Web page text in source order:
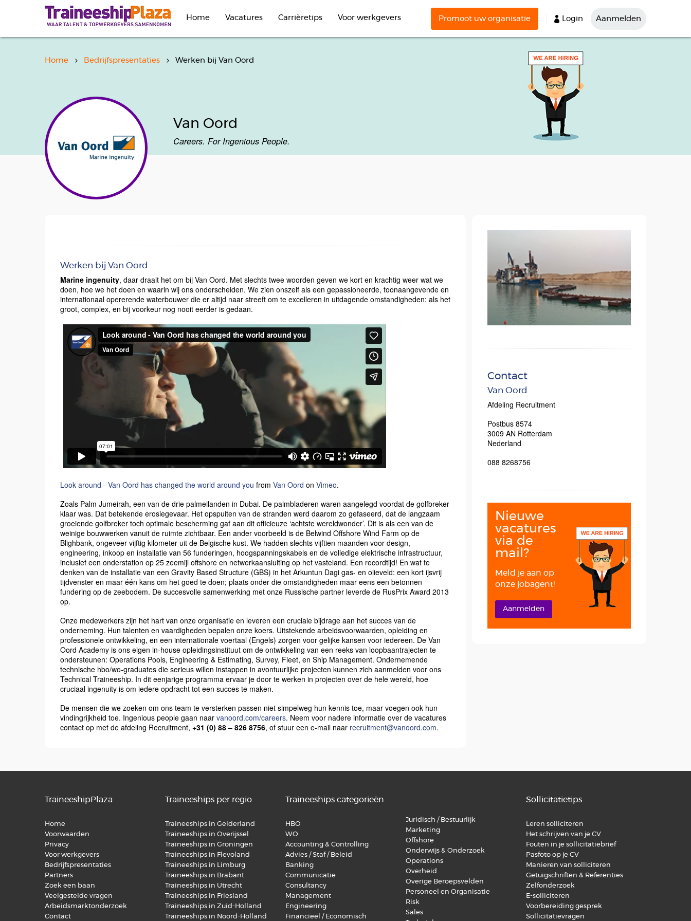
Home Vacatures Carrièretips Voor werkgevers Promoot uw organisatie Login Aanmelden
Home Bedrijfspresentaties Werken bij Van Oord
Van Oord
Careers. For Ingenious People.
Werken bij Van Oord
Marine ingenuity, daar draait het om bij Van Oord. Met slechts twee woorden geven we kort en krachtig weer wat we
doen, hoe we het doen en waarin wij ons onderscheiden. We zien onszelf als een gepassioneerde, toonaangevende en
internationaal opererende waterbouwer die er altijd naar streeft om te excelleren in uitdagende omstandigheden: als het
groot, complex, en bij voorkeur nog nooit eerder is gedaan.
Look around - Van Oord has changed the world around you from Van Oord on Vimeo.
Zoals Palm Jumeirah, een van de drie palmeilanden in Dubai. De palmbladeren waren aangelegd voordat de golfbreker
klaar was. Dat betekende erosiegevaar. Het opspuiten van de stranden werd daarom zo gefaseerd, dat de langzaam
groeiende golfbreker toch optimale bescherming gaf aan dit officieuze ‘achtste wereldwonder’. Dit is als een van de
weinige bouwwerken vanuit de ruimte zichtbaar. Een ander voorbeeld is de Belwind Offshore Wind Farm op de
Blighbank, ongeveer vijftig kilometer uit de Belgische kust. We hadden slechts vijftien maanden voor design,
engineering, inkoop en installatie van 56 funderingen, hoogspanningskabels en de volledige elektrische infrastructuur,
inclusief een onderstation op 25 zeemijl offshore en netwerkaansluiting op het vasteland. Een recordtijd! En wat te
denken van de installatie van een Gravity Based Structure (GBS) in het Arkuntun Dagi gas- en olieveld: een kort ijsvrij
tijdvenster en maar één kans om het goed te doen; plaats onder die omstandigheden maar eens een betonnen
fundering op de zeebodem. De succesvolle samenwerking met onze Russische partner leverde de RusPrix Award 2013
op.
Onze medewerkers zijn het hart van onze organisatie en leveren een cruciale bijdrage aan het succes van de
onderneming. Hun talenten en vaardigheden bepalen onze koers. Uitstekende arbeidsvoorwaarden, opleiding en
professionele ontwikkeling, en een internationale voertaal (Engels) zorgen voor gelijke kansen voor iedereen. De Van
Oord Academy is ons eigen in-house opleidingsinstituut om de ontwikkeling van een reeks van loopbaantrajecten te
ondersteunen: Operations Pools, Engineering & Estimating, Survey, Fleet, en Ship Management. Ondernemende
technische hbo/wo-graduates die serieus willen instappen in avontuurlijke projecten kunnen zich aanmelden voor ons
Technical Traineeship. In dit eenjarige programma ervaar je door te werken in projecten over de hele wereld, hoe
cruciaal ingenuity is om iedere opdracht tot een succes te maken.
De mensen die we zoeken om ons team te versterken passen niet simpelweg hun kennis toe, maar voegen ook hun
vindingrijkheid toe. Ingenious people gaan naar vanoord.com/careers. Neem voor nadere informatie over de vacatures
contact op met de afdeling Recruitment, +31 (0) 88 – 826 8756, of stuur een e-mail naar recruitment@vanoord.com.
Contact
Van Oord
Afdeling Recruitment
Postbus 8574
3009 AN Rotterdam
Nederland
088 8268756
Nieuwe
vacatures
via de
mail?
Meld je aan op
onze jobagent!
Aanmelden
TraineeshipPlaza
Home
Voorwaarden
Privacy
Voor werkgevers
Bedrijfspresentaties
Partners
Zoek een baan
Veelgestelde vragen
Arbeidsmarktonderzoek
Contact
Traineeships per regio
Traineeships in Gelderland
Traineeships in Overijssel
Traineeships in Groningen
Traineeships in Flevoland
Traineeships in Limburg
Traineeships in Brabant
Traineeships in Utrecht
Traineeships in Friesland
Traineeships in Zuid-Holland
Traineeships in Noord-Holland
Traineeships categorieën
HBO
WO
Accounting & Controlling
Advies / Staf / Beleid
Banking
Communicatie
Consultancy
Management
Engineering
Financieel / Economisch
Juridisch / Bestuurlijk
Marketing
Offshore
Onderwijs & Onderzoek
Operations
Overheid
Overige Beroepsvelden
Personeel en Organisatie
Risk
Sales
Sollicitatietips
Leren solliciteren
Het schrijven van je CV
Fouten in je sollicitatiebrief
Pasfoto op je CV
Manieren van solliciteren
Getuigschriften & Referenties
Zelfonderzoek
E-solliciteren
Voorbereiding gesprek
Sollicitatievragen